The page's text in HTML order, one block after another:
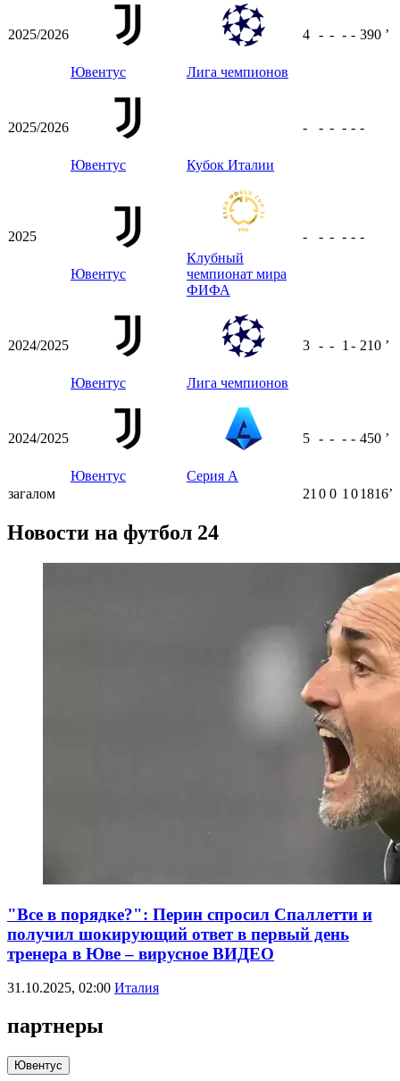
2025/2026
Ювентус Лига чемпионов
4 - - - - 390 ʼ
2025/2026
Ювентус Кубок Италии
- - - - - -
2025
Ювентус
Клубный
чемпионат мира
ФИФА
- - - - - -
2024/2025
Ювентус Лига чемпионов
3 - - 1 - 210 ʼ
2024/2025
Ювентус Серия А
5 - - - - 450 ʼ
загалом 21 0 0 1 01816ʼ
Новости на футбол 24
"Все в порядке?": Перин спросил Спаллетти и
получил шокирующий ответ в первый день
тренера в Юве – вирусное ВИДЕО
31.10.2025, 02:00 Италия
партнеры
Ювентус